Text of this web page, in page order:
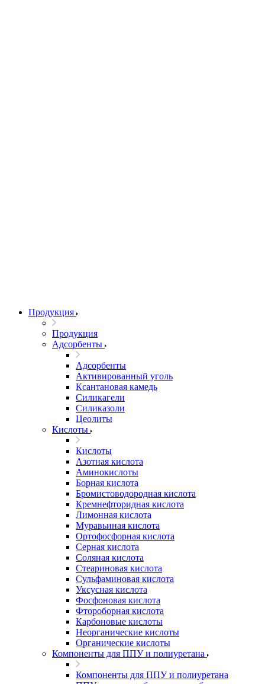
Продукция
Продукция
Адсорбенты
Адсорбенты
Активированный уголь
Ксантановая камедь
Силикагели
Силиказоли
Цеолиты
Кислоты
Кислоты
Азотная кислота
Аминокислоты
Борная кислота
Бромистоводородная кислота
Кремнефторидная кислота
Лимонная кислота
Муравьиная кислота
Ортофосфорная кислота
Серная кислота
Соляная кислота
Стеариновая кислота
Сульфаминовая кислота
Уксусная кислота
Фосфоновая кислота
Фтороборная кислота
Карбоновые кислоты
Неорганические кислоты
Органические кислоты
Компоненты для ППУ и полиуретана
Компоненты для ППУ и полиуретана